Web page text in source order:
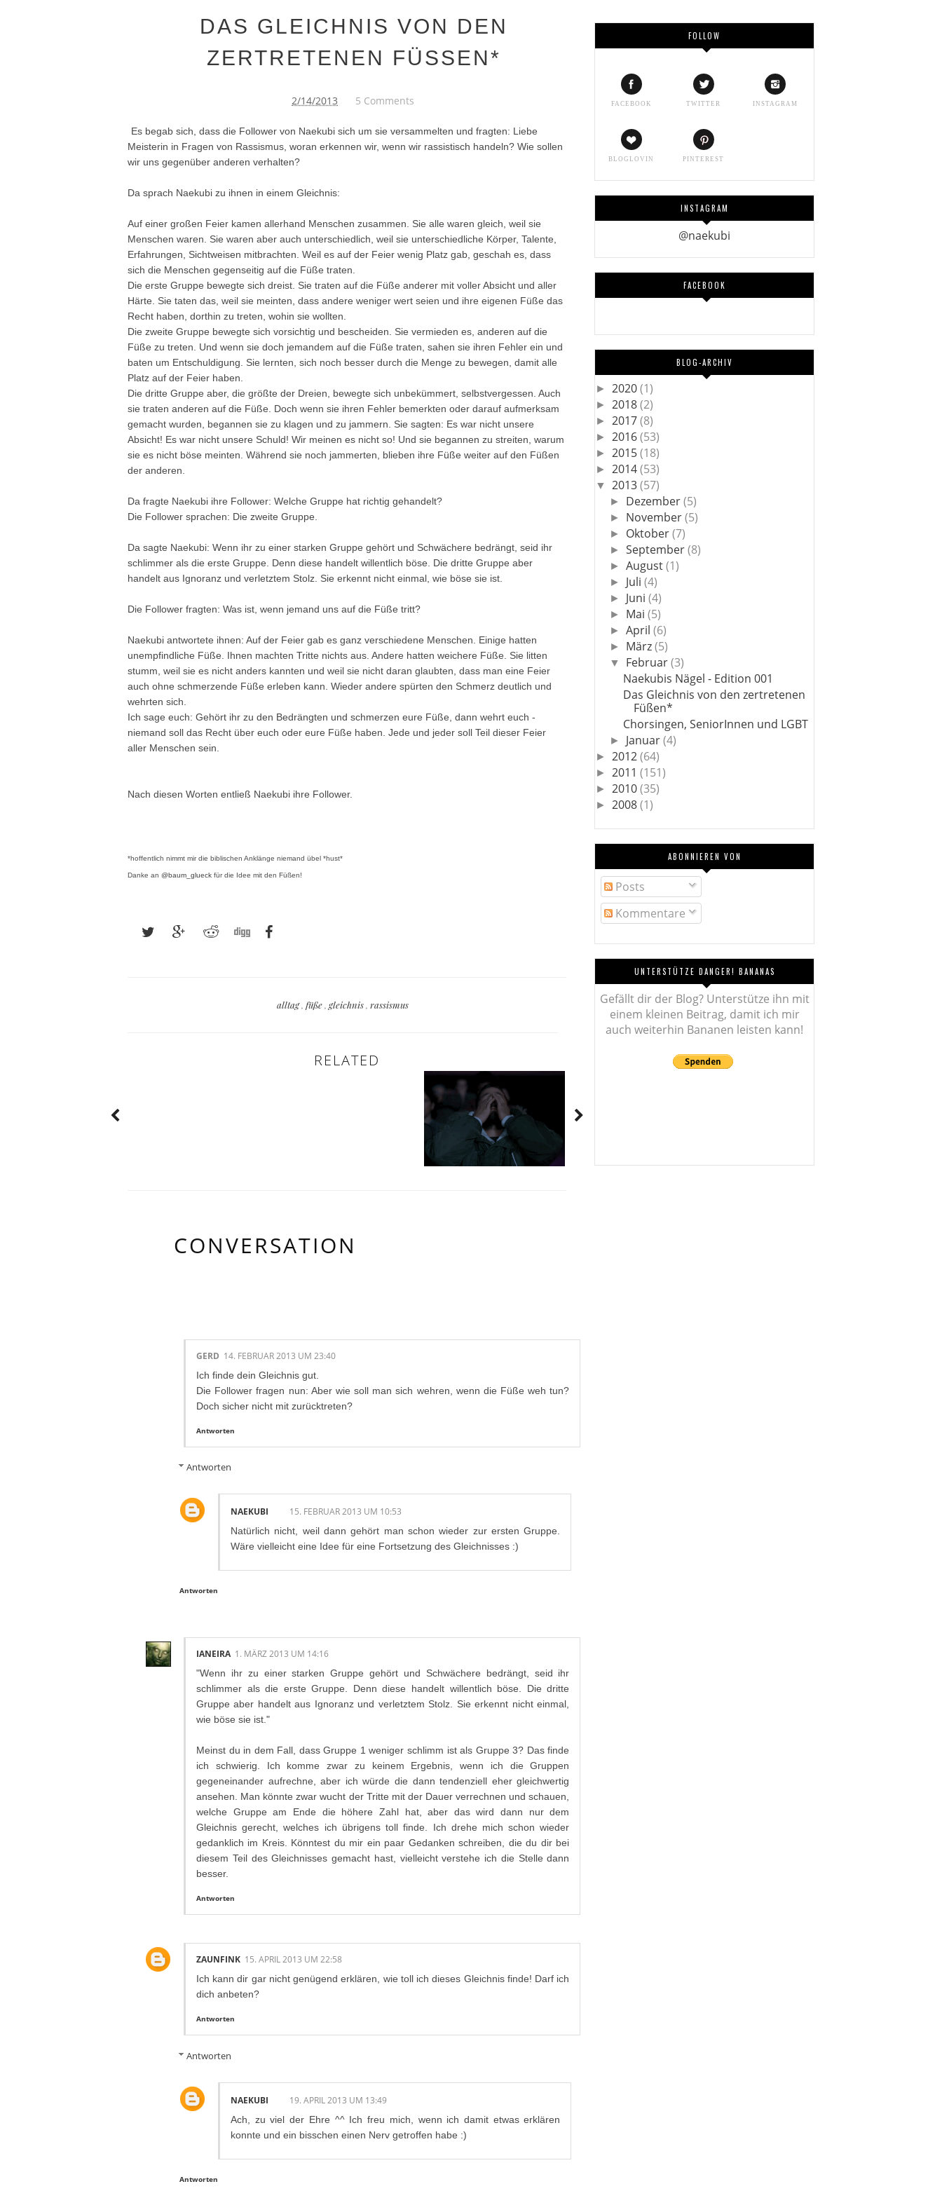
DAS GLEICHNIS VON DEN
ZERTRETENEN FÜSSEN*
2/14/2013 5 Comments
Es begab sich, dass die Follower von Naekubi sich um sie versammelten und fragten: Liebe
Meisterin in Fragen von Rassismus, woran erkennen wir, wenn wir rassistisch handeln? Wie sollen
wir uns gegenüber anderen verhalten?
Da sprach Naekubi zu ihnen in einem Gleichnis:
Auf einer großen Feier kamen allerhand Menschen zusammen. Sie alle waren gleich, weil sie
Menschen waren. Sie waren aber auch unterschiedlich, weil sie unterschiedliche Körper, Talente,
Erfahrungen, Sichtweisen mitbrachten. Weil es auf der Feier wenig Platz gab, geschah es, dass
sich die Menschen gegenseitig auf die Füße traten.
Die erste Gruppe bewegte sich dreist. Sie traten auf die Füße anderer mit voller Absicht und aller
Härte. Sie taten das, weil sie meinten, dass andere weniger wert seien und ihre eigenen Füße das
Recht haben, dorthin zu treten, wohin sie wollten.
Die zweite Gruppe bewegte sich vorsichtig und bescheiden. Sie vermieden es, anderen auf die
Füße zu treten. Und wenn sie doch jemandem auf die Füße traten, sahen sie ihren Fehler ein und
baten um Entschuldigung. Sie lernten, sich noch besser durch die Menge zu bewegen, damit alle
Platz auf der Feier haben.
Die dritte Gruppe aber, die größte der Dreien, bewegte sich unbekümmert, selbstvergessen. Auch
sie traten anderen auf die Füße. Doch wenn sie ihren Fehler bemerkten oder darauf aufmerksam
gemacht wurden, begannen sie zu klagen und zu jammern. Sie sagten: Es war nicht unsere
Absicht! Es war nicht unsere Schuld! Wir meinen es nicht so! Und sie begannen zu streiten, warum
sie es nicht böse meinten. Während sie noch jammerten, blieben ihre Füße weiter auf den Füßen
der anderen.
Da fragte Naekubi ihre Follower: Welche Gruppe hat richtig gehandelt?
Die Follower sprachen: Die zweite Gruppe.
Da sagte Naekubi: Wenn ihr zu einer starken Gruppe gehört und Schwächere bedrängt, seid ihr
schlimmer als die erste Gruppe. Denn diese handelt willentlich böse. Die dritte Gruppe aber
handelt aus Ignoranz und verletztem Stolz. Sie erkennt nicht einmal, wie böse sie ist.
Die Follower fragten: Was ist, wenn jemand uns auf die Füße tritt?
Naekubi antwortete ihnen: Auf der Feier gab es ganz verschiedene Menschen. Einige hatten
unempfindliche Füße. Ihnen machten Tritte nichts aus. Andere hatten weichere Füße. Sie litten
stumm, weil sie es nicht anders kannten und weil sie nicht daran glaubten, dass man eine Feier
auch ohne schmerzende Füße erleben kann. Wieder andere spürten den Schmerz deutlich und
wehrten sich.
Ich sage euch: Gehört ihr zu den Bedrängten und schmerzen eure Füße, dann wehrt euch -
niemand soll das Recht über euch oder eure Füße haben. Jede und jeder soll Teil dieser Feier
aller Menschen sein.
Nach diesen Worten entließ Naekubi ihre Follower.
*hoffentlich nimmt mirdie biblischen Anklänge niemand übel *hust*
Danke an @baum_glueck für die Idee mit den Füßen!
alltag,füße,gleichnis,rassismus
RELATED
CONVERSATION
GERD 14. FEBRUAR 2013 UM 23:40
Ich finde dein Gleichnis gut.
Die Follower fragen nun: Aber wie soll man sich wehren, wenn die Füße weh tun?
Doch sicher nicht mit zurücktreten?
Antworten
Antworten
NAEKUBI 15. FEBRUAR 2013 UM 10:53
Natürlich nicht, weil dann gehört man schon wieder zur ersten Gruppe.
Wäre vielleicht eine Idee für eine Fortsetzung des Gleichnisses :)
Antworten
IANEIRA 1. MÄRZ 2013 UM 14:16
"Wenn ihr zu einer starken Gruppe gehört und Schwächere bedrängt, seid ihr
schlimmer als die erste Gruppe. Denn diese handelt willentlich böse. Die dritte
Gruppe aber handelt aus Ignoranz und verletztem Stolz. Sie erkennt nicht einmal,
wie böse sie ist."
Meinst du in dem Fall, dass Gruppe 1 weniger schlimm ist als Gruppe 3? Das finde
ich schwierig. Ich komme zwar zu keinem Ergebnis, wenn ich die Gruppen
gegeneinander aufrechne, aber ich würde die dann tendenziell eher gleichwertig
ansehen. Man könnte zwar wucht der Tritte mit der Dauer verrechnen und schauen,
welche Gruppe am Ende die höhere Zahl hat, aber das wird dann nur dem
Gleichnis gerecht, welches ich übrigens toll finde. Ich drehe mich schon wieder
gedanklich im Kreis. Könntest du mir ein paar Gedanken schreiben, die du dir bei
diesem Teil des Gleichnisses gemacht hast, vielleicht verstehe ich die Stelle dann
besser.
Antworten
ZAUNFINK 15. APRIL 2013 UM 22:58
Ich kann dir gar nicht genügend erklären, wie toll ich dieses Gleichnis finde! Darf ich
dich anbeten?
Antworten
Antworten
NAEKUBI 19. APRIL 2013 UM 13:49
Ach, zu viel der Ehre ^^ Ich freu mich, wenn ich damit etwas erklären
konnte und ein bisschen einen Nerv getroffen habe :)
Antworten
FOLLOW
FACEBOOK TWITTER INSTAGRAM
BLOGLOVIN PINTEREST
INSTAGRAM
@naekubi
FACEBOOK
BLOG-ARCHIV
► 2020(1)
► 2018(2)
► 2017(8)
► 2016(53)
► 2015(18)
► 2014(53)
▼ 2013(57)
► Dezember(5)
► November(5)
► Oktober(7)
► September(8)
► August(1)
► Juli (4)
► Juni (4)
► Mai (5)
► April (6)
► März(5)
▼ Februar(3)
Naekubis Nägel - Edition 001
Das Gleichnis von den zertretenen
Füßen*
Chorsingen, SeniorInnen und LGBT
► Januar(4)
► 2012(64)
► 2011(151)
► 2010(35)
► 2008(1)
ABONNIEREN VON
Posts
Kommentare
UNTERSTÜTZE DANGER! BANANAS
Gefällt dir der Blog? Unterstütze ihn mit
einem kleinen Beitrag, damit ich mir
auch weiterhin Bananen leisten kann!